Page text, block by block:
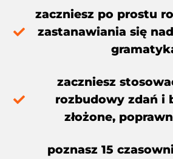
zaczniesz po prostu
zastanawiania się
zaczniesz
rozbudowy zdań i
złożone,
poznasz 15